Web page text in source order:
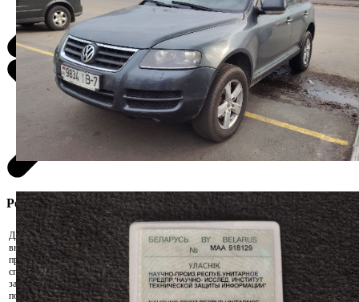
Регистрация участника
Для участия в аукционе необходимо
внести задаток. Скачайте реквизиты и
произведите оплату удобным для Вас
способом. Для подтверждения внесения
задатка прикрепите документ,
подтверждающий факт оплаты.
Скачать реквизиты на оплату
Прикрепить подтверждения оплаты...